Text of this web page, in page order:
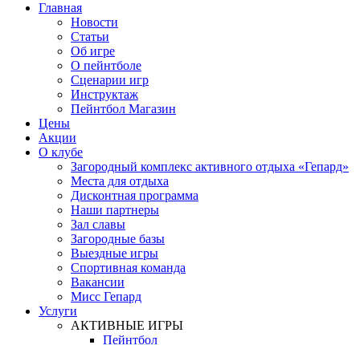
Главная
Новости
Статьи
Об игре
О пейнтболе
Сценарии игр
Инструктаж
Пейнтбол Магазин
Цены
Акции
О клубе
Загородный комплекс активного отдыха «Гепард»
Места для отдыха
Дисконтная программа
Наши партнеры
Зал славы
Загородные базы
Выездные игры
Спортивная команда
Вакансии
Мисс Гепард
Услуги
АКТИВНЫЕ ИГРЫ
Пейнтбол